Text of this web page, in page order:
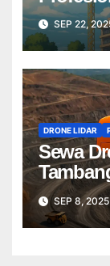
Terbaik
SEP 22,
DRONE LIDAR
Sewa
SEP 8, 2025